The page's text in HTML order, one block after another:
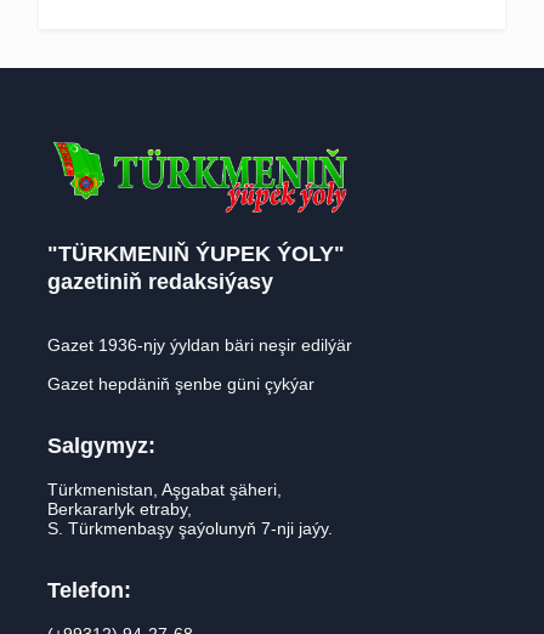
"TÜRKMENIŇ ÝUPEK ÝOLY"
gazetiniň redaksiýasy
Gazet 1936-njy ýyldan bäri neşir edilýär
Gazet hepdäniň şenbe güni çykýar
Salgymyz:
Türkmenistan, Aşgabat şäheri,
Berkararlyk etraby,
S. Türkmenbaşy şaýolunyň 7-nji jaýy.
Telefon: